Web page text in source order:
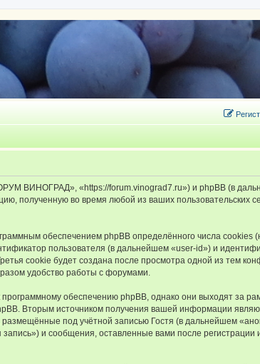
ВИНОГРАД», «https://forum.vinograd7.ru») и phpBB (в
полученную во время любой из ваших пользовательских
обеспечением phpBB определённого числа cookies
пользователя (в дальнейшем «user-id») и
cookie будет создана после просмотра одной из тем
удобство работы с форумами.
обеспечению phpBB, однако они выходят за
Вторым источником получения вашей информации
под учётной записью Гостя (в дальнейшем
и сообщения, оставленные вами после регистрации